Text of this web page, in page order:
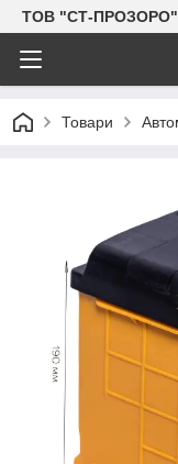
ТОВ "СТ-ПРОЗОРО"
Товари